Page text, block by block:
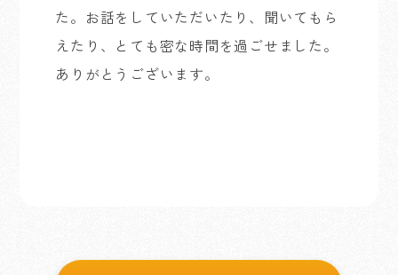
た。お話をしていただいたり、聞いてもら
えたり、とても密な時間を過ごせました。
ありがとうございます。